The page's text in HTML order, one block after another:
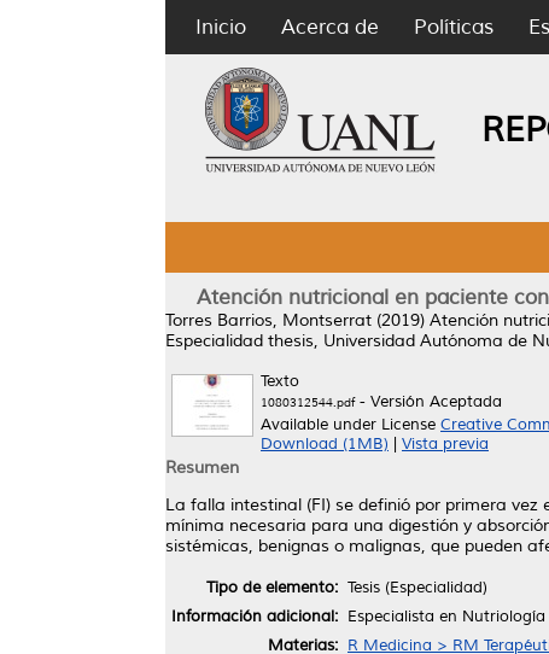
Inicio Acerca de Políticas
Atención nutricional en paciente
Torres Barrios, Montserrat (2019) Atención
Especialidad thesis, Universidad Autónoma de
Texto
1080312544.pdf- Versión Aceptada
Available under License Creative
Download (1MB)
Vista previa
Resumen
La falla intestinal (FI) se definió por primera
mínima necesaria para una digestión y
sistémicas, benignas o malignas, que pueden
Tipo de elemento: Tesis (Especialidad)
Información adicional: Especialista en Nutriología
Materias: R Medicina > RM